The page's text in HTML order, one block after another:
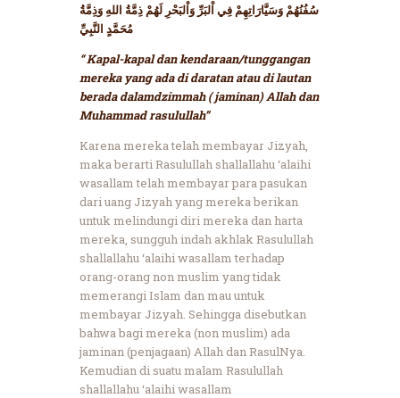
سُفُنُهُمْ وَسَيَّارَاتِهِمْ فِي اْلبَرِّ وَاْلبَحْرِ لَهُمْ ذِمَّةُ اللهِ وَذِمَّةُ
مُحَمَّدٍ النَّبِيِّ
“ Kapal-kapal dan kendaraan/tunggangan
mereka yang ada di daratan atau di lautan
berada dalamdzimmah ( jaminan) Allah dan
Muhammad rasulullah”
Karena mereka telah membayar Jizyah,
maka berarti Rasulullah shallallahu ‘alaihi
wasallam telah membayar para pasukan
dari uang Jizyah yang mereka berikan
untuk melindungi diri mereka dan harta
mereka, sungguh indah akhlak Rasulullah
shallallahu ‘alaihi wasallam terhadap
orang-orang non muslim yang tidak
memerangi Islam dan mau untuk
membayar Jizyah. Sehingga disebutkan
bahwa bagi mereka (non muslim) ada
jaminan (penjagaan) Allah dan RasulNya.
Kemudian di suatu malam Rasulullah
shallallahu ‘alaihi wasallam